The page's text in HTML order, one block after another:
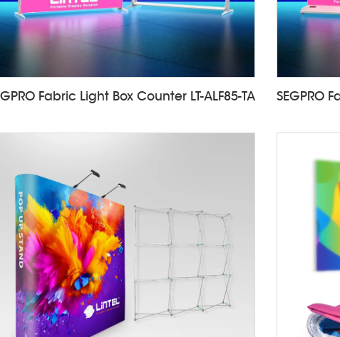
Fabric Light Box Counter LT-ALF85-TA